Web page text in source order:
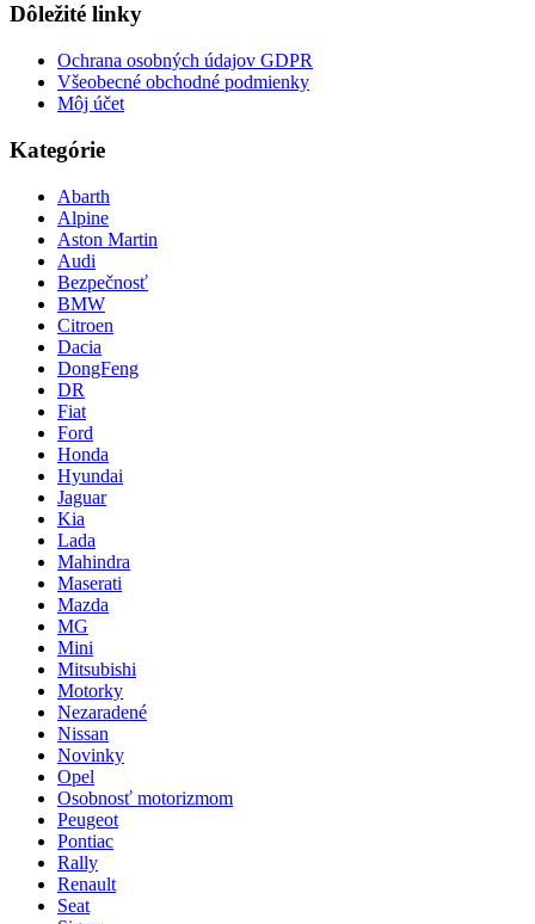
Dôležité linky
Ochrana osobných údajov GDPR
Všeobecné obchodné podmienky
Môj účet
Kategórie
Abarth
Alpine
Aston Martin
Audi
Bezpečnosť
BMW
Citroen
Dacia
DongFeng
DR
Fiat
Ford
Honda
Hyundai
Jaguar
Kia
Lada
Mahindra
Maserati
Mazda
MG
Mini
Mitsubishi
Motorky
Nezaradené
Nissan
Novinky
Opel
Osobnosť motorizmom
Peugeot
Pontiac
Rally
Renault
Seat